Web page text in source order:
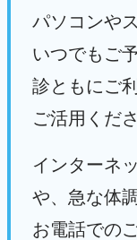
パソコンや
いつでもご
診ともにご
ご活用くださ
インターネ
や、 急な体
お電話での